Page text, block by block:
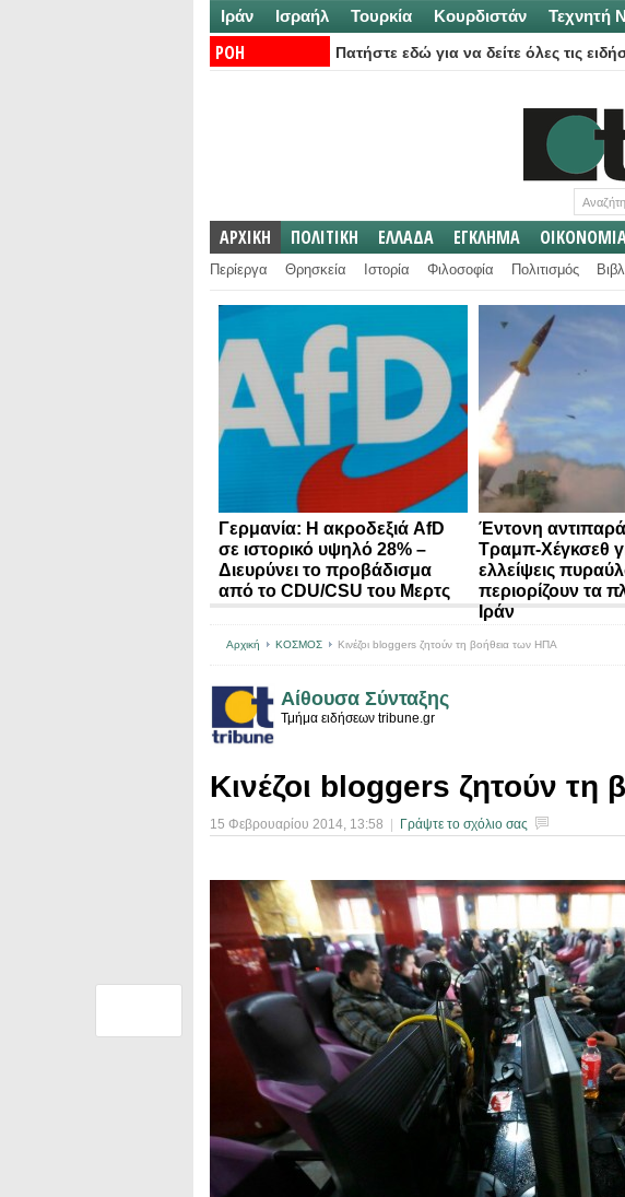
Ιράν Ισραήλ Τουρκία Κουρδιστάν Τεχνητή
ΡΟΗ
Πατήστε εδώ για να δείτε όλες τις
ΑΡΧΙΚΗ ΠΟΛΙΤΙΚΗ ΕΛΛΑΔΑ ΕΓΚΛΗΜΑ
Περίεργα Θρησκεία Ιστορία Φιλοσοφία Πολιτισμός
Γερμανία: Η ακροδεξιά AfD
σε ιστορικό υψηλό 28% –
Διευρύνει το προβάδισμα
από το CDU/CSU του Μερτς
Έντονη
Τραμπ-Χέγκσεθ
ελλείψεις
περιορίζουν τα
Ιράν
Αρχική ΚΟΣΜΟΣ Κινέζοι bloggers ζητούν τη βοήθεια των ΗΠΑ
Αίθουσα Σύνταξης
Τμήμα ειδήσεων tribune.gr
Κινέζοι bloggers ζητούν τη
15 Φεβρουαρίου 2014, 13:58 Γράψτε το σχόλιο σας